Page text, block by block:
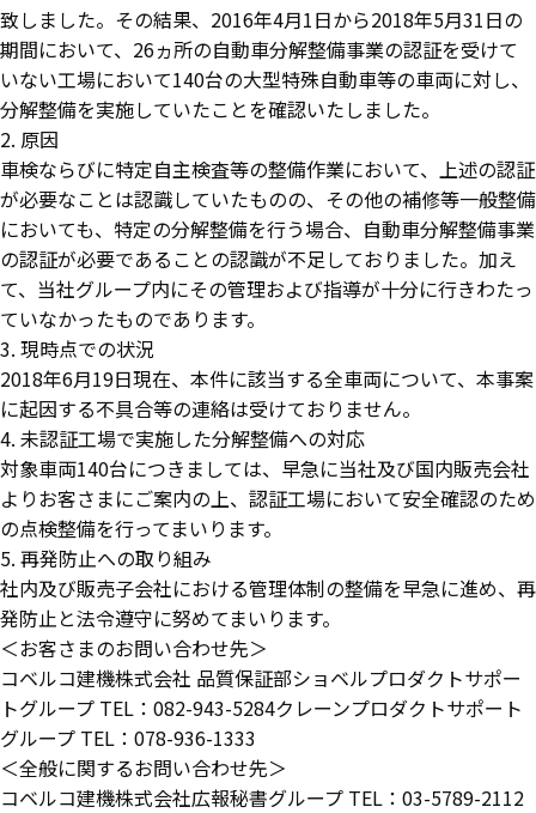
致しました。その結果、2016年4月1日から2018年5月31日の
期間において、26ヵ所の自動車分解整備事業の認証を受けて
いない工場において140台の大型特殊自動車等の車両に対し、
分解整備を実施していたことを確認いたしました。
2. 原因
車検ならびに特定自主検査等の整備作業において、上述の認証
が必要なことは認識していたものの、その他の補修等一般整備
においても、特定の分解整備を行う場合、自動車分解整備事業
の認証が必要であることの認識が不足しておりました。加え
て、当社グループ内にその管理および指導が十分に行きわたっ
ていなかったものであります。
3. 現時点での状況
2018年6月19日現在、本件に該当する全車両について、本事案
に起因する不具合等の連絡は受けておりません。
4. 未認証工場で実施した分解整備への対応
対象車両140台につきましては、早急に当社及び国内販売会社
よりお客さまにご案内の上、認証工場において安全確認のため
の点検整備を行ってまいります。
5. 再発防止への取り組み
社内及び販売子会社における管理体制の整備を早急に進め、再
発防止と法令遵守に努めてまいります。
＜お客さまのお問い合わせ先＞
コベルコ建機株式会社 品質保証部ショベルプロダクトサポー
トグループ TEL：082-943-5284クレーンプロダクトサポート
グループ TEL：078-936-1333
＜全般に関するお問い合わせ先＞
コベルコ建機株式会社広報秘書グループ TEL：03-5789-2112